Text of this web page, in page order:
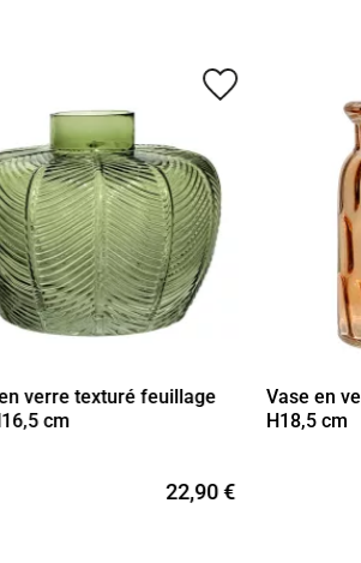
verre texturé feuillage
cm
22,90 €
favorite_border
Vase en
H18,5 cm